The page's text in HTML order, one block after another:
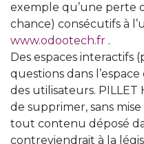
exemple qu’une perte
chance) consécutifs à
www.odootech.fr .
Des espaces interactifs
questions dans
des utilisateurs. PILLET
de supprimer, sans
tout contenu déposé
contreviendrait à la